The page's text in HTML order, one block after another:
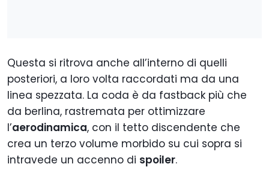
Questa si ritrova anche all’interno di quelli
posteriori, a loro volta raccordati ma da una
linea spezzata. La coda è da fastback più che
da berlina, rastremata per ottimizzare
l’aerodinamica, con il tetto discendente che
crea un terzo volume morbido su cui sopra si
intravede un accenno di spoiler.